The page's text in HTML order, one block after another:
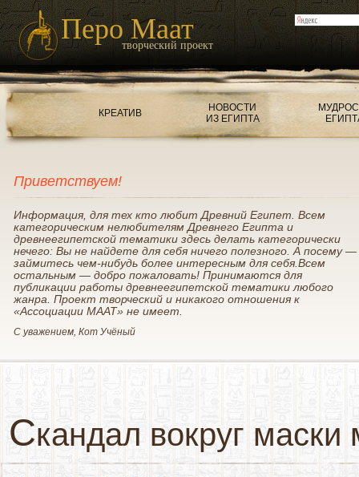
Перо Маат
творческий проект
КРЕАТИВ
НОВОСТИ
ИЗ ЕГИПТА
Приветствуем!
Информация, для тех кто любит Древний Египет. Всем
категорическим нелюбителям Древнего Египта и
древнеегипетской тематики здесь делать категорически
нечего: Вы не найдете для себя ничего полезного. А посему —
займитесь чем-нибудь более интересным для себя.Всем
остальным — добро пожаловать! Принимаются для
публикации работы древнеегипетской тематики любого
жанра. Проект творческий и никакого отношения к
«Ассоциации МААТ» не имеет.
С уважением, Кот Учёный
Скандал вокруг